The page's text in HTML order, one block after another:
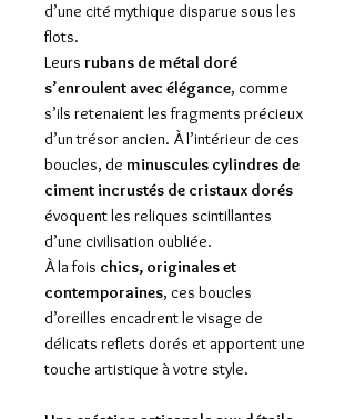
d’une cité mythique disparue sous les
flots.
Leurs rubans de métal doré
s’enroulent avec élégance, comme
s’ils retenaient les fragments précieux
d’un trésor ancien. À l’intérieur de ces
boucles, de minuscules cylindres de
ciment incrustés de cristaux dorés
évoquent les reliques scintillantes
d’une civilisation oubliée.
À la fois chics, originales et
contemporaines, ces boucles
d’oreilles encadrent le visage de
délicats reflets dorés et apportent une
touche artistique à votre style.